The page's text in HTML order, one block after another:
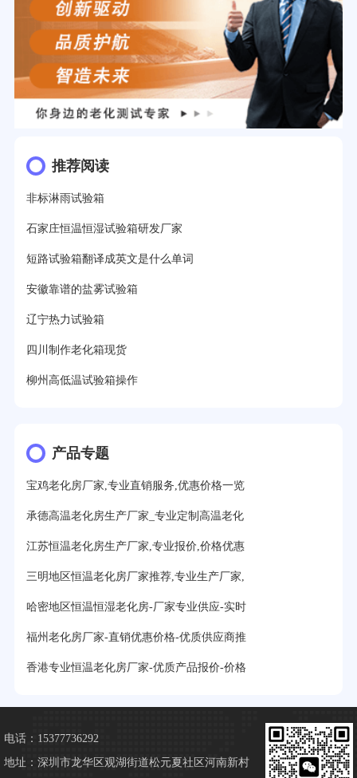
推荐阅读
非标淋雨试验箱
石家庄恒温恒湿试验箱研发厂家
短路试验箱翻译成英文是什么单词
安徽靠谱的盐雾试验箱
辽宁热力试验箱
四川制作老化箱现货
柳州高低温试验箱操作
产品专题
宝鸡老化房厂家,专业直销服务,优惠价格一览
承德高温老化房生产厂家_专业定制高温老化
江苏恒温老化房生产厂家,专业报价,价格优惠
三明地区恒温老化房厂家推荐,专业生产厂家,
哈密地区恒温恒湿老化房-厂家专业供应-实时
福州老化房厂家-直销优惠价格-优质供应商推
香港专业恒温老化房厂家-优质产品报价-价格
电话：15377736292
地址：深圳市龙华区观湖街道松元夏社区河南新村